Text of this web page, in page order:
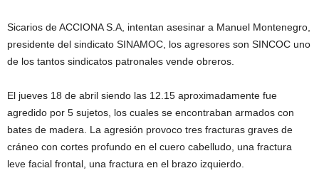
Sicarios de ACCIONA S.A, intentan asesinar a Manuel Montenegro,
presidente del sindicato SINAMOC, los agresores son SINCOC uno
de los tantos sindicatos patronales vende obreros.
El jueves 18 de abril siendo las 12.15 aproximadamente fue
agredido por 5 sujetos, los cuales se encontraban armados con
bates de madera. La agresión provoco tres fracturas graves de
cráneo con cortes profundo en el cuero cabelludo, una fractura
leve facial frontal, una fractura en el brazo izquierdo.